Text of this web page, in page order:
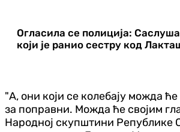
Огласила се полиција:
који је ранио сестру код
"А, они који се колебају можда
за поправни. Можда ће својим
Народној скупштини Републике